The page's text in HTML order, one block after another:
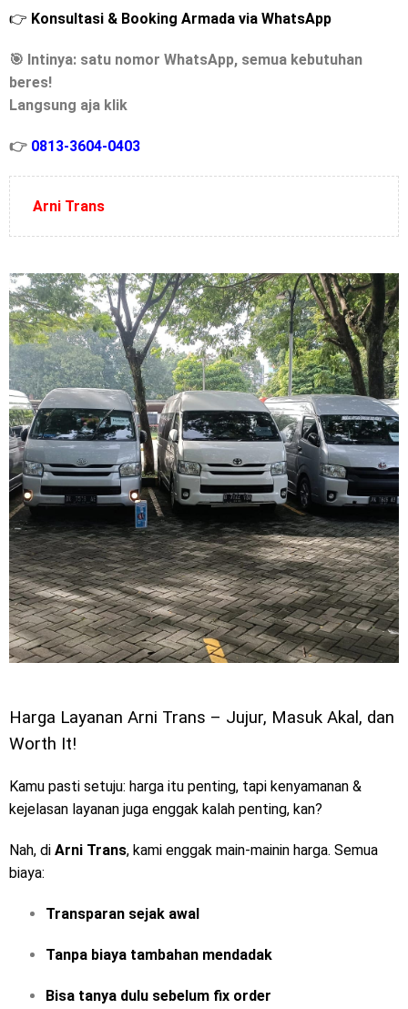
👉 Konsultasi & Booking Armada via WhatsApp
🎯 Intinya: satu nomor WhatsApp, semua kebutuhan
beres!
Langsung aja klik
👉 0813-3604-0403
Arni Trans
Harga Layanan Arni Trans – Jujur, Masuk Akal, dan
Worth It!
Kamu pasti setuju: harga itu penting, tapi kenyamanan &
kejelasan layanan juga enggak kalah penting, kan?
Nah, di Arni Trans, kami enggak main-mainin harga. Semua
biaya:
Transparan sejak awal
Tanpa biaya tambahan mendadak
Bisa tanya dulu sebelum fix order